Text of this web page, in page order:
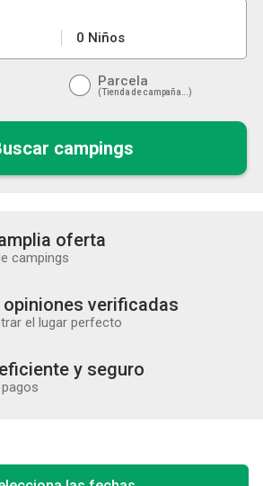
0 Niños
Parcela
Tienda de campaña...
campings
oferta
campings
verificadas
el lugar perfecto
y seguro